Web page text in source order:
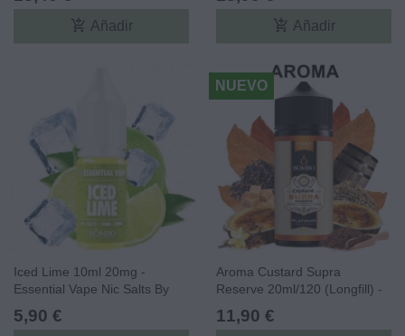
add_shopping_cart Añadir add_shopping_cart Añadir
Iced Lime 10ml 20mg -
Essential Vape Nic Salts By
5,90 €
Aroma Custard Supra
Reserve 20ml/120 (Longfill) -
Core Edition
11,90 €
NUEVO